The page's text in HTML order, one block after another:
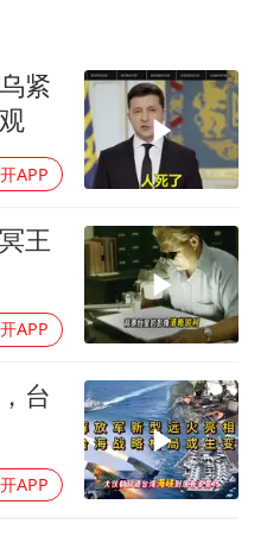
荆斩棘2026》名单
窝朵朵为佟丽娅庆生
人民的健康、体质、幸福一脉相承
紧
APP
王
APP
台
APP